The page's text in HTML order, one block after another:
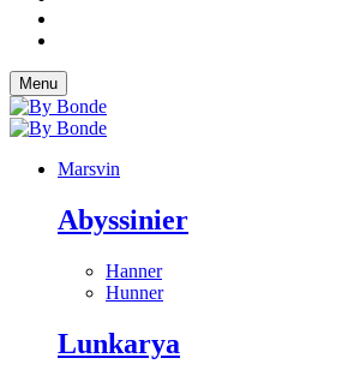
Menu
Marsvin
Abyssinier
Hanner
Hunner
Lunkarya